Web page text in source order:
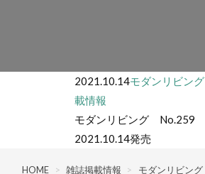
2021.10.14モダンリビング
載情報
モダンリビング No.259
2021.10.14発売
HOME > 雑誌掲載情報 > モダンリビング